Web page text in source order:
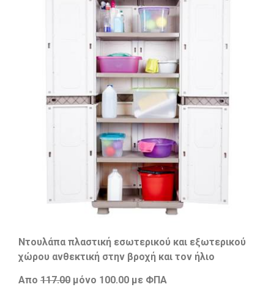
Ντουλάπα πλαστική εσωτερικού και εξωτερικού
χώρου ανθεκτική στην βροχή και τον ήλιο
Απο 117.00 μόνο 100.00 με ΦΠΑ